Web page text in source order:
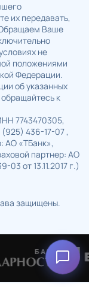
их передавать,
Обращаем Ваше
не
положениями
Федерации.
об указанных
к
7743470305,
436-17-07 ,
АО «ТБанк»,
партнер: АО
от 13.11.2017 г.)
защищены.